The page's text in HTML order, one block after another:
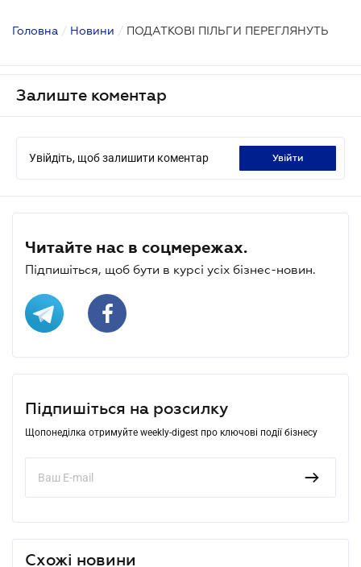
Головна / Новини / ПОДАТКОВІ ПІЛЬГИ ПЕРЕГЛЯНУТЬ
Залиште коментар
Увійдіть, щоб залишити коментар увійти
Читайте нас в соцмережах.
Підпишіться, щоб бути в курсі усіх бізнес-новин.
Підпишіться на розсилку
Щопонеділка отримуйте weekly-digest про ключові події бізнесу
Схожі новини